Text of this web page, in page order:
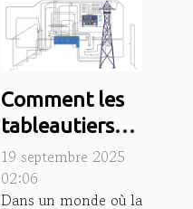
Comment les
tableautiers
industriels
optimisent-ils
les systèmes
19 septembre 2025
02:06
Dans un monde où la